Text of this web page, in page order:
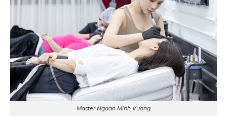
Master Ngoan Minh Vương